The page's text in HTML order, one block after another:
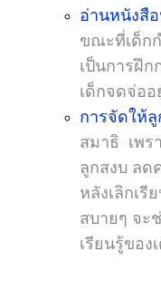
อ่านหนังสื
ขณะที่เด็ก
เป็นการฝึก
เด็กจดจ่อ
การจัดให้
สมาธิ เพร
ลูกสงบ ลด
หลังเลิกเรี
สบายๆ จะ
เรียนรู้ขอ